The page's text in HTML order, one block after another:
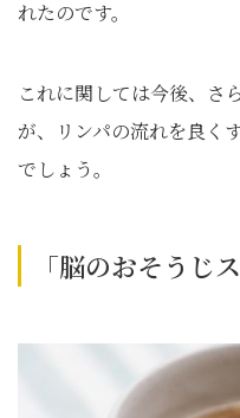
れたのです。
これに関しては今後、さ
が、リンパの流れを良く
でしょう。
「脳のおそうじ